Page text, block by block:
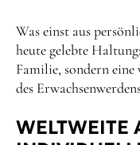
Was einst aus
heute gelebte
Familie, sondern
des
WELTWEITE